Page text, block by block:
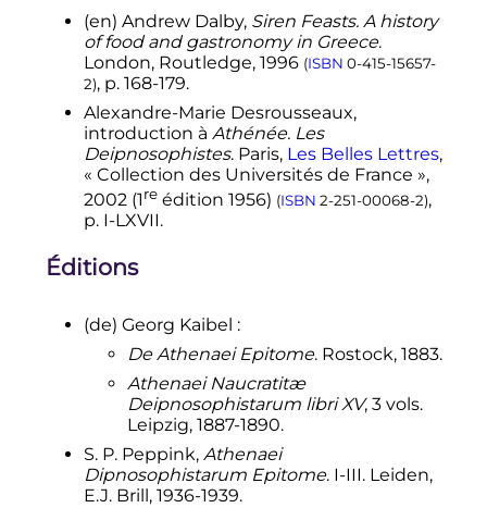
(en) Andrew Dalby, Siren Feasts. A history
of food and gastronomy in Greece.
London, Routledge, 1996 (ISBN 0-415-15657-
2), p. 168-179.
Alexandre-Marie Desrousseaux,
introduction à Athénée. Les
Deipnosophistes. Paris, Les Belles Lettres,
« Collection des Universités de France »,
2002 (1re édition 1956) (ISBN 2-251-00068-2),
p.I-LXVII.
Éditions
(de) Georg Kaibel :
De Athenaei Epitome. Rostock, 1883.
Athenaei Naucratitæ
Deipnosophistarum libri XV, 3 vols.
Leipzig, 1887-1890.
S. P. Peppink, Athenaei
Dipnosophistarum Epitome. I-III. Leiden,
E.J. Brill, 1936-1939.